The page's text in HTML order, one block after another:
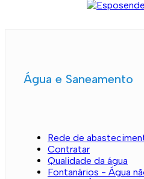
Água e Saneamento
Rede de
Contratar
Qualidade da água
Fontanários - Água